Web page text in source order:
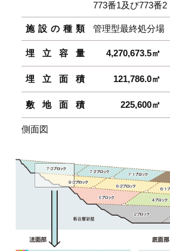
773番1及び773番2
施設の種類 管理型最終処分場
埋立容量 4,270,673.5㎥
埋立面積 121,786.0㎡
敷地面積 225,600㎡
側面図